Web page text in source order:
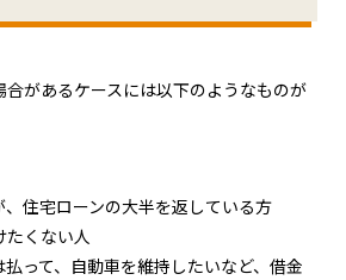
があるケースには以下のようなものが
、住宅ローンの大半を返している方
たくない人
払って、自動車を維持したいなど、借金